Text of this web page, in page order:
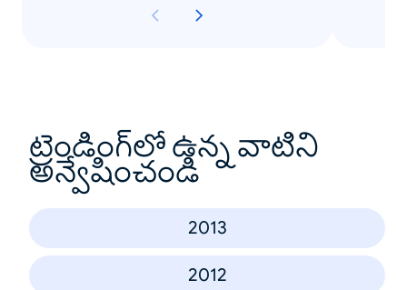
ట్రెండింగ్‌లో ఉన్న వాటిని
అన్వేషించండి
2013
2012